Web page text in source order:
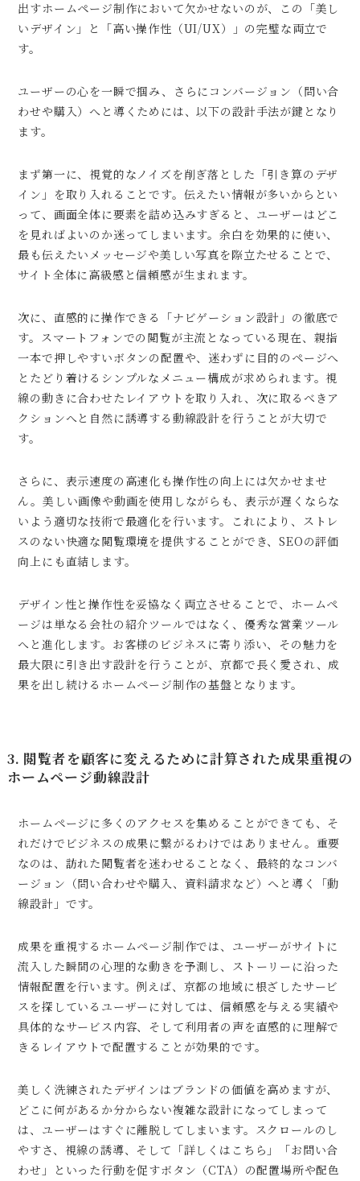
出すホームページ制作において欠かせないのが、この「美し
いデザイン」と「高い操作性（UI/UX）」の完璧な両立で
す。
ユーザーの心を一瞬で掴み、さらにコンバージョン（問い合
わせや購入）へと導くためには、以下の設計手法が鍵となり
ます。
まず第一に、視覚的なノイズを削ぎ落とした「引き算のデザ
イン」を取り入れることです。伝えたい情報が多いからとい
って、画面全体に要素を詰め込みすぎると、ユーザーはどこ
を見ればよいのか迷ってしまいます。余白を効果的に使い、
最も伝えたいメッセージや美しい写真を際立たせることで、
サイト全体に高級感と信頼感が生まれます。
次に、直感的に操作できる「ナビゲーション設計」の徹底で
す。スマートフォンでの閲覧が主流となっている現在、親指
一本で押しやすいボタンの配置や、迷わずに目的のページへ
とたどり着けるシンプルなメニュー構成が求められます。視
線の動きに合わせたレイアウトを取り入れ、次に取るべきア
クションへと自然に誘導する動線設計を行うことが大切で
す。
さらに、表示速度の高速化も操作性の向上には欠かせませ
ん。美しい画像や動画を使用しながらも、表示が遅くならな
いよう適切な技術で最適化を行います。これにより、ストレ
スのない快適な閲覧環境を提供することができ、SEOの評価
向上にも直結します。
デザイン性と操作性を妥協なく両立させることで、ホームペ
ージは単なる会社の紹介ツールではなく、優秀な営業ツール
へと進化します。お客様のビジネスに寄り添い、その魅力を
最大限に引き出す設計を行うことが、京都で長く愛され、成
果を出し続けるホームページ制作の基盤となります。
3. 閲覧者を顧客に変えるために計算された成果重視の
ホームページ動線設計
ホームページに多くのアクセスを集めることができても、そ
れだけでビジネスの成果に繋がるわけではありません。重要
なのは、訪れた閲覧者を迷わせることなく、最終的なコンバ
ージョン（問い合わせや購入、資料請求など）へと導く「動
線設計」です。
成果を重視するホームページ制作では、ユーザーがサイトに
流入した瞬間の心理的な動きを予測し、ストーリーに沿った
情報配置を行います。例えば、京都の地域に根ざしたサービ
スを探しているユーザーに対しては、信頼感を与える実績や
具体的なサービス内容、そして利用者の声を直感的に理解で
きるレイアウトで配置することが効果的です。
美しく洗練されたデザインはブランドの価値を高めますが、
どこに何があるか分からない複雑な設計になってしまって
は、ユーザーはすぐに離脱してしまいます。スクロールのし
やすさ、視線の誘導、そして「詳しくはこちら」「お問い合
わせ」といった行動を促すボタン（CTA）の配置場所や配色